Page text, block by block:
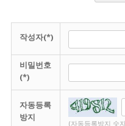
작성자(*)
비밀번호
(*)
자동등록
방지
(자동등록방지 숫